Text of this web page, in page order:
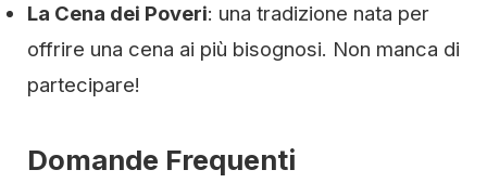
La Cena dei Poveri: una tradizione nata per
offrire una cena ai più bisognosi. Non manca di
partecipare!
Domande Frequenti